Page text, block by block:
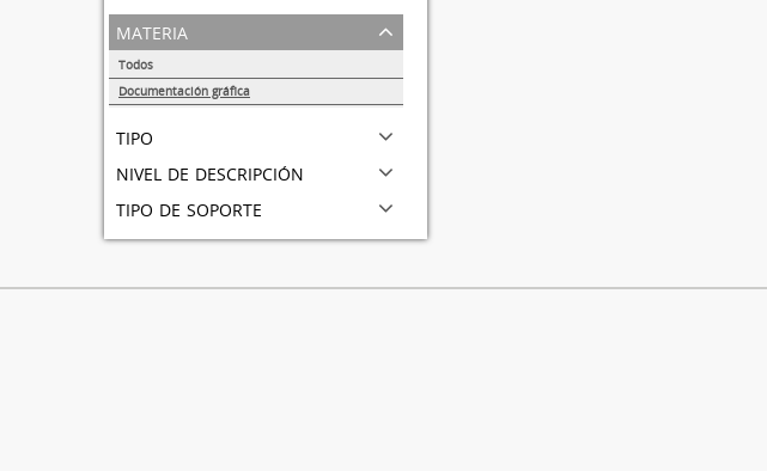
materia
Todos
Documentación gráfica
tipo
nivel de descripción
tipo de soporte